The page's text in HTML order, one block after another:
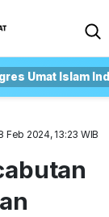
Umat Islam
Feb 2024, 13:23 WIB